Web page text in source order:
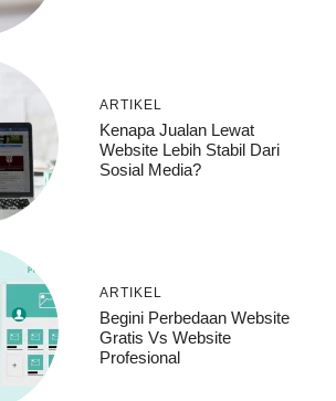
ARTIKEL
Kenapa Jualan Lewat
Website Lebih Stabil Dari
Sosial Media?
ARTIKEL
Begini Perbedaan Website
Gratis Vs Website
Profesional